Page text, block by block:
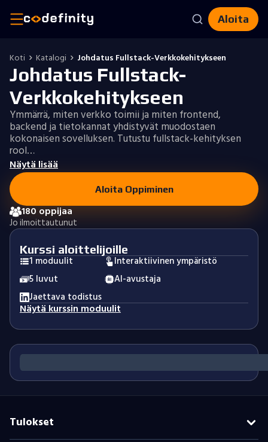
Aloita
Koti Katalogi Johdatus Fullstack-Verkkokehitykseen
Johdatus Fullstack-
Verkkokehitykseen
Ymmärrä, miten verkko toimii ja miten frontend,
backend ja tietokannat yhdistyvät muodostaen
kokonaisen sovelluksen. Tutustu fullstack-kehityksen
rool…
Näytä lisää
Aloita Oppiminen
180 oppijaa
Jo ilmoittautunut
Kurssi aloittelijoille
1 moduulit
Interaktiivinen ympäristö
5 luvut
AI-avustaja
Jaettava todistus
Näytä kurssin moduulit
Tulokset